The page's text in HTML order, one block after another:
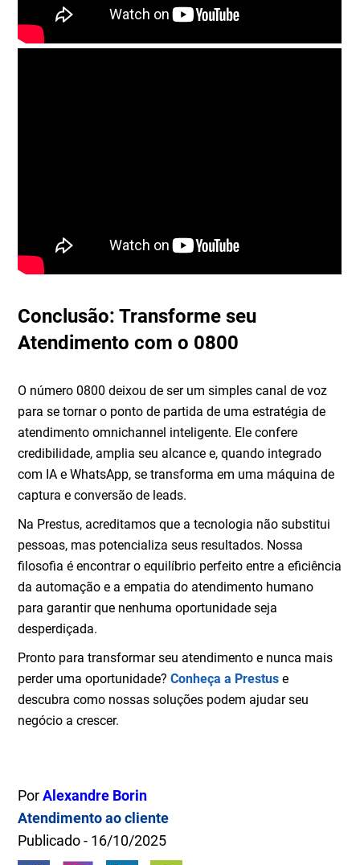
PorAlexandre Borin
Atendimento ao cliente
Publicado - 16/10/2025
Conclusão: Transforme seu
Atendimento com o 0800
O número 0800 deixou de ser um simples canal de voz
para se tornar o ponto de partida de uma estratégia de
atendimento omnichannel inteligente. Ele confere
credibilidade, amplia seu alcance e, quando integrado
com IA e WhatsApp, se transforma em uma máquina de
captura e conversão de leads.
Na Prestus, acreditamos que a tecnologia não substitui
pessoas, mas potencializa seus resultados. Nossa
filosofia é encontrar o equilíbrio perfeito entre a eficiência
da automação e a empatia do atendimento humano
para garantir que nenhuma oportunidade seja
desperdiçada.
Pronto para transformar seu atendimento e nunca mais
perder uma oportunidade?Conheça a Prestus e
descubra como nossas soluções podem ajudar seu
negócio a crescer.